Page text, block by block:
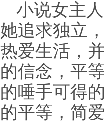
小说女主
她追求独立
热爱生活，
的信念，平
的唾手可得
的平等，简